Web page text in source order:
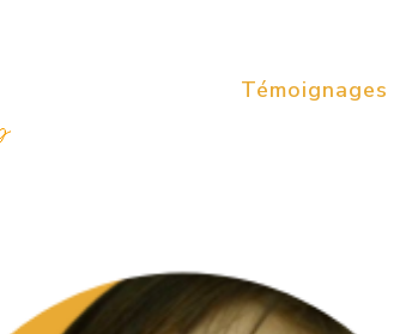
Témoignages